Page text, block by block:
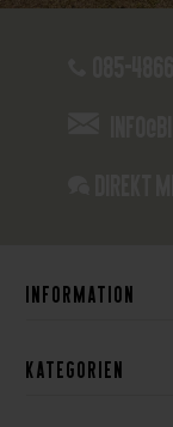
Information
Kategorien